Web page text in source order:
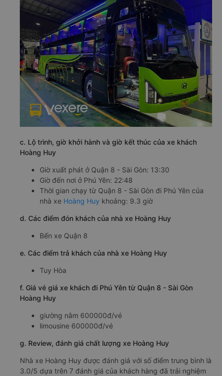
c. Lộ trình, giờ khởi hành và giờ kết thúc của xe khách
Hoàng Huy
Giờ xuất phát ở Quận 8 - Sài Gòn: 13:30
Giờ đến nơi ở Phú Yên: 22:48
Thời gian chạy từ Quận 8 - Sài Gòn đi Phú Yên của
nhà xe Hoàng Huy khoảng: 9.3 giờ
d. Các điểm đón khách của nhà xe Hoàng Huy
Bến xe Quận 8
e. Các điểm trả khách của nhà xe Hoàng Huy
Tuy Hòa
f. Giá vé giá xe khách đi Phú Yên từ Quận 8 - Sài Gòn
Hoàng Huy
giường nằm 600000đ/vé
limousine 600000đ/vé
g. Review, đánh giá chất lượng xe Hoàng Huy
Nhà xe Hoàng Huy được đánh giá với số điểm trung bình là
3.0/5 dựa trên 7 đánh giá của khách hàng đã trải nghiệm